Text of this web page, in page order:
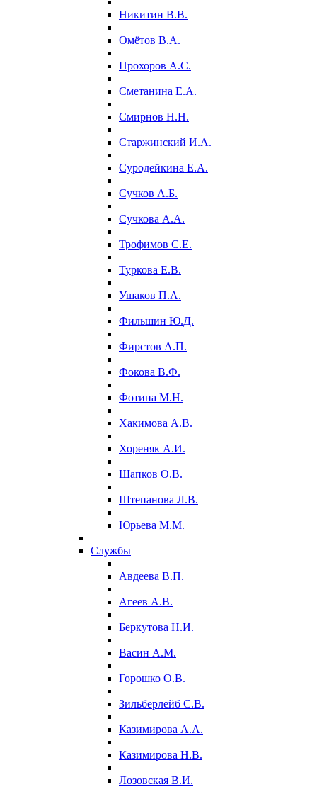
Никитин В.В.
Омётов В.А.
Прохоров А.С.
Сметанина Е.А.
Смирнов Н.Н.
Старжинский И.А.
Суродейкина Е.А.
Сучков А.Б.
Сучкова А.А.
Трофимов С.Е.
Туркова Е.В.
Ушаков П.А.
Фильшин Ю.Д.
Фирстов А.П.
Фокова В.Ф.
Фотина М.Н.
Хакимова А.В.
Хореняк А.И.
Шапков О.В.
Штепанова Л.В.
Юрьева М.М.
Службы
Авдеева В.П.
Агеев А.В.
Беркутова Н.И.
Васин А.М.
Горошко О.В.
Зильберлейб С.В.
Казимирова А.А.
Казимирова Н.В.
Лозовская В.И.